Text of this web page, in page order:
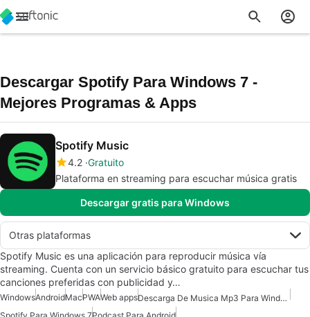
Descargar Spotify Para Windows 7 -
Mejores Programas & Apps
Spotify Music
4.2 Gratuito
Plataforma en streaming para escuchar música gratis
Descargar gratis para Windows
Otras plataformas
Spotify Music es una aplicación para reproducir música vía
streaming. Cuenta con un servicio básico gratuito para escuchar tus
canciones preferidas con publicidad y…
WindowsAndroidMacPWAWeb apps
Descarga De Musica Mp3 Para Windows